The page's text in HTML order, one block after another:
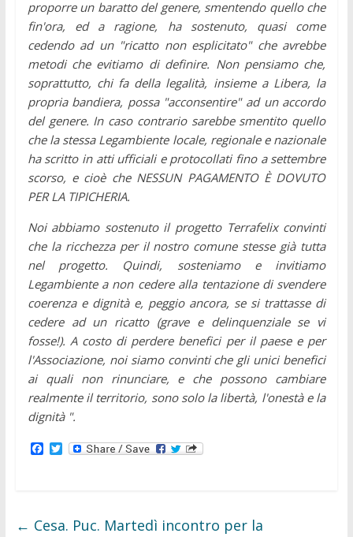
proporre un baratto del genere, smentendo quello che
fin'ora, ed a ragione, ha sostenuto, quasi come
cedendo ad un "ricatto non esplicitato" che avrebbe
metodi che evitiamo di definire. Non pensiamo che,
soprattutto, chi fa della legalità, insieme a Libera, la
propria bandiera, possa "acconsentire" ad un accordo
del genere. In caso contrario sarebbe smentito quello
che la stessa Legambiente locale, regionale e nazionale
ha scritto in atti ufficiali e protocollati fino a settembre
scorso, e cioè che NESSUN PAGAMENTO È DOVUTO
PER LA TIPICHERIA.
Noi abbiamo sostenuto il progetto Terrafelix convinti
che la ricchezza per il nostro comune stesse già tutta
nel progetto. Quindi, sosteniamo e invitiamo
Legambiente a non cedere alla tentazione di svendere
coerenza e dignità e, peggio ancora, se si trattasse di
cedere ad un ricatto (grave e delinquenziale se vi
fosse!). A costo di perdere benefici per il paese e per
l'Associazione, noi siamo convinti che gli unici benefici
ai quali non rinunciare, e che possono cambiare
realmente il territorio, sono solo la libertà, l'onestà e la
dignità ".
F
o
T
r
← Cesa. Puc. Martedì incontro per la